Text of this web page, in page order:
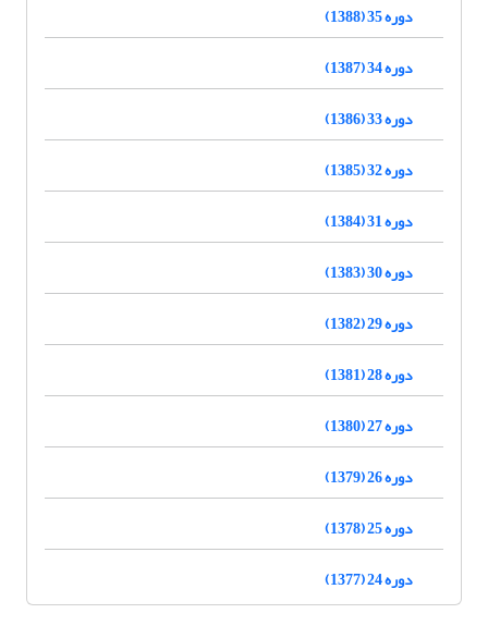
دوره 35 (1388)
دوره 34 (1387)
دوره 33 (1386)
دوره 32 (1385)
دوره 31 (1384)
دوره 30 (1383)
دوره 29 (1382)
دوره 28 (1381)
دوره 27 (1380)
دوره 26 (1379)
دوره 25 (1378)
دوره 24 (1377)